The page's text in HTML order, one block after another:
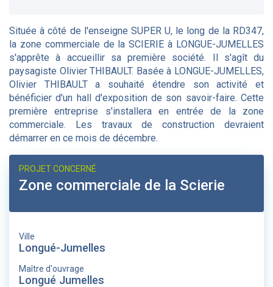
Située à côté de l'enseigne SUPER U, le long de la RD347,
la zone commerciale de la SCIERIE à LONGUE-JUMELLES
s'apprête à accueillir sa première société. Il s'agît du
paysagiste Olivier THIBAULT. Basée à LONGUE-JUMELLES,
Olivier THIBAULT a souhaité étendre son activité et
bénéficier d'un hall d'exposition de son savoir-faire. Cette
première entreprise s'installera en entrée de la zone
commerciale. Les travaux de construction devraient
démarrer en ce mois de décembre.
PROJET CONCERNÉ
Zone commerciale de la Scierie
Ville
Longué-Jumelles
Maître d'ouvrage
Longué Jumelles